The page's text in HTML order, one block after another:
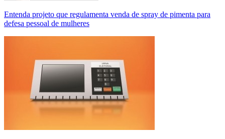
Entenda projeto que regulamenta venda de spray de pimenta para
defesa pessoal de mulheres